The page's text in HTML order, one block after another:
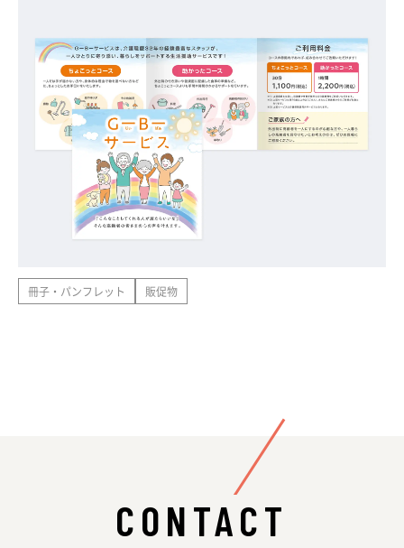
冊子・パンフレット 販促物
CONTACT